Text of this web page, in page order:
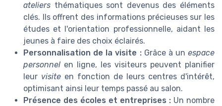
ateliers thématiques sont devenus des éléments
clés. Ils offrent des informations précieuses sur les
études et l'orientation professionnelle, aidant les
jeunes à faire des choix éclairés.
Personnalisation de la visite :Grâce à un espace
personnel en ligne, les visiteurs peuvent planifier
leur visite en fonction de leurs centres d'intérêt,
optimisant ainsi leur temps passé au salon.
Présence des écoles et entreprises : Un nombre